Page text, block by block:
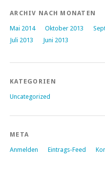
ARCHIV NACH MONATEN
Mai 2014 Oktober 2013
Juli 2013
Juni 2013
KATEGORIEN
Uncategorized
META
Anmelden Eintrags-Feed